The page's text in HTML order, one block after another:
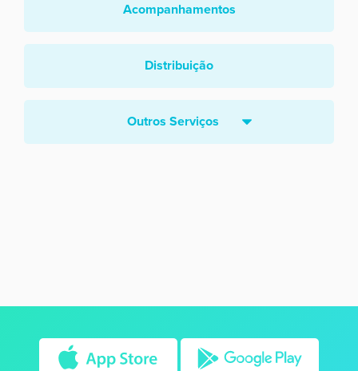
Acompanhamentos
Distribuição
Outros Serviços